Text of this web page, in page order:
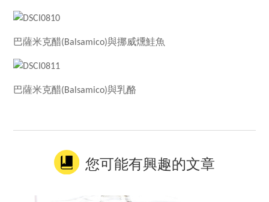
巴薩米克醋(Balsamico)與挪威燻鮭魚
巴薩米克醋(Balsamico)與乳酪
您可能有興趣的文章